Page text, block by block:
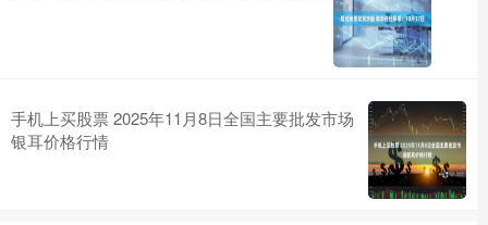
手机上买股票 2025年11月8日全国主要批发市场
银耳价格行情